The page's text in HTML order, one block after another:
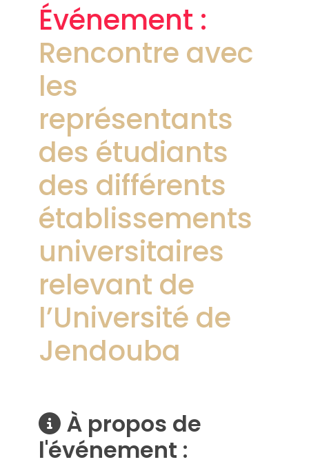
Événement :
Rencontre avec
les
représentants
des étudiants
des différents
établissements
universitaires
relevant de
l’Université de
Jendouba
À propos de
l'événement :